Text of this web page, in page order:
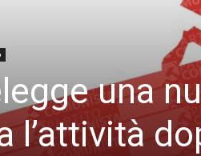
una
l’attività